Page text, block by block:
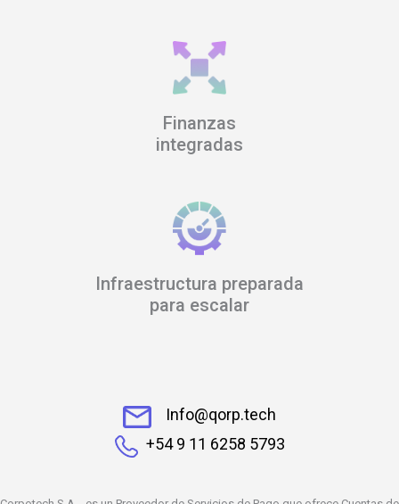
Finanzas
integradas
Infraestructura preparada
para escalar
Info@qorp.tech
+54 9 11 6258 5793